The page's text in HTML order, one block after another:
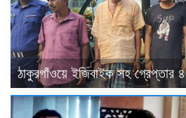
ঠাকুরগাঁওয়ে ইজিবাইক সহ গ্রেপ্তার ৪